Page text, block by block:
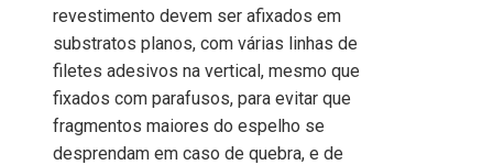
revestimento devem ser afixados em
substratos planos, com várias linhas de
filetes adesivos na vertical, mesmo que
fixados com parafusos, para evitar que
fragmentos maiores do espelho se
desprendam em caso de quebra, e de